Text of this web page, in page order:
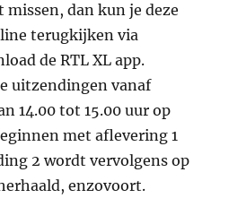
dan kun je deze
terugkijken via
de RTL XL app.
uitzendingen vanaf
14.00 tot 15.00 uur op
met aflevering 1
2 wordt vervolgens op
enzovoort.